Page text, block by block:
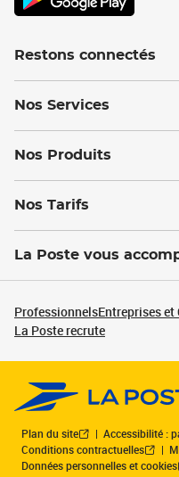
Restons connectés
Nos Services
Nos Produits
Nos Tarifs
La Poste vous
ProfessionnelsEntreprises
La Poste recrute
Plan du site
Accessibilité :
Conditions contractuelles
Données personnelles et cookies